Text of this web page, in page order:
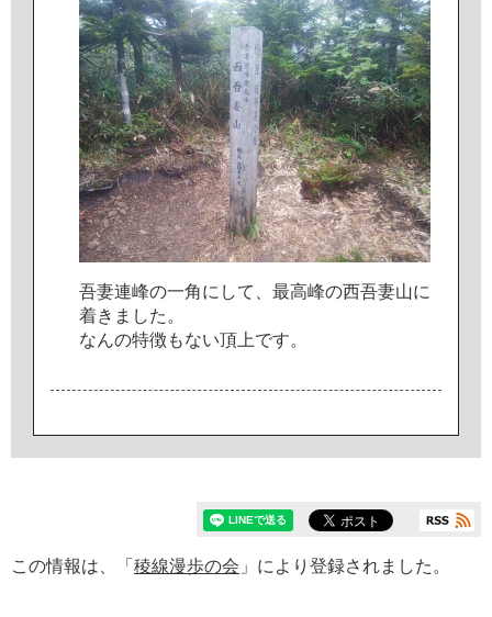
吾妻連峰の一角に して 最高峰の西吾妻山に
着き ま した 。
なんの特徴もない頂 上です。
この情報は、「 稜線漫歩の会 」により登録されました。